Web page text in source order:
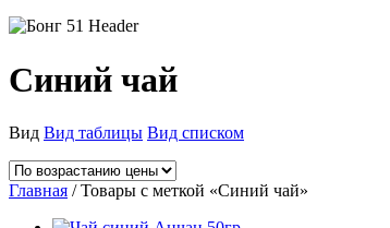
Синий чай
Вид Вид таблицы Вид списком
Главная / Товары с меткой «Синий чай»